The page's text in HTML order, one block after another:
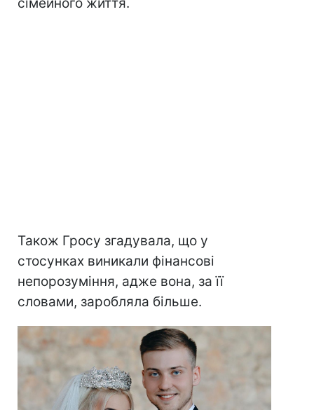
Також Гросу згадувала, що у
стосунках виникали фінансові
непорозуміння, адже вона, за її
словами, заробляла більше.